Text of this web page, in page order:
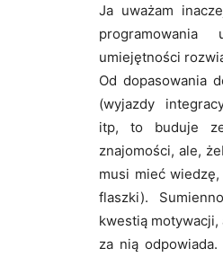
Ja uważam
umiejętności
Od dopasowania
(wyjazdy
itp, to buduje
znajomości, ale,
musi mieć
flaszki).
kwestią
za nią